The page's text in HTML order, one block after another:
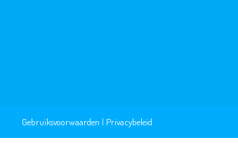
Gebruiksvoorwaarden | Privacybeleid